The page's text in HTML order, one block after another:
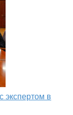
экспертом в